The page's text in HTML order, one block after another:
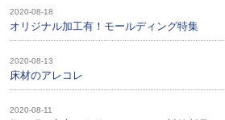
2020-08-18
オリジナル加工有！モールディング特集
2020-08-13
床材のアレコレ
2020-08-11